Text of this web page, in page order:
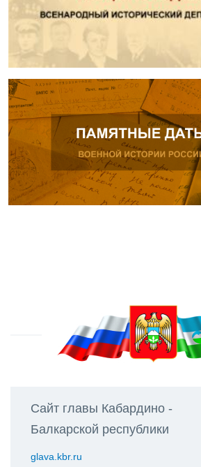
Сайт главы Кабардино -
Балкарской республики
glava.kbr.ru